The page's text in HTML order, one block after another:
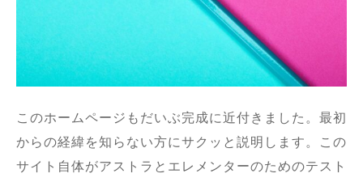
このホームページもだいぶ完成に近付きました。最初
からの経緯を知らない方にサクッと説明します。この
サイト自体がアストラとエレメンターのためのテスト